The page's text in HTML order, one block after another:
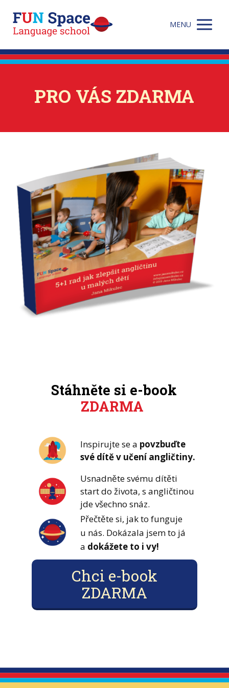
MENU
PRO VÁS ZDARMA
Stáhněte si e-book
ZDARMA
Inspirujte se a povzbuďte
své dítě v učení angličtiny.
Usnadněte svému dítěti
start do života, s angličtinou
jde všechno snáz.
Přečtěte si, jak to funguje
u nás. Dokázala jsem to já
a dokážete to i vy!
Chci e-book
ZDARMA